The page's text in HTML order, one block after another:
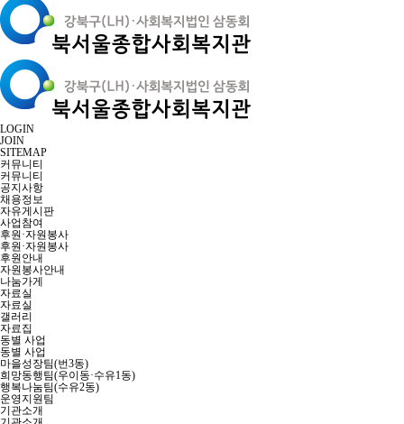
LOGIN
JOIN
SITEMAP
커뮤니티
커뮤니티
공지사항
채용정보
자유게시판
사업참여
후원·자원봉사
후원·자원봉사
후원안내
자원봉사안내
나눔가게
자료실
자료실
갤러리
자료집
동별 사업
동별 사업
마을성장팀(번3동)
희망동행팀(우이동·수유1동)
행복나눔팀(수유2동)
운영지원팀
기관소개